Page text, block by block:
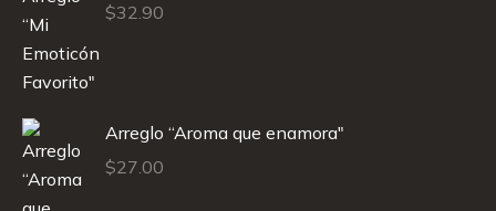
$32.90
Arreglo “Aroma que enamora"
$27.00